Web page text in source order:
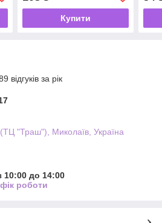
Купити
відгуків за рік
"Траш"), Миколаїв, Україна
10:00 до 14:00
роботи